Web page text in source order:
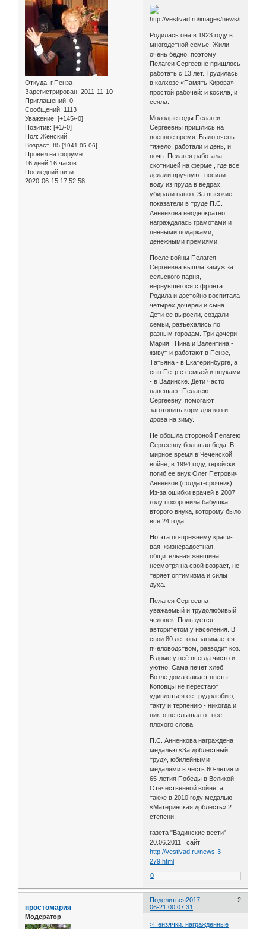
Откуда: г.Пенза
Зарегистрирован: 2011-11-10
Приглашений: 0
Сообщений: 1113
Уважение: [+145/-0]
Позитив: [+1/-0]
Пол: Женский
Возраст: 85 [1941-05-06]
Провел на форуме:
16 дней 16 часов
Последний визит:
2020-06-15 17:52:58
Родилась она в 1923 году в
многодетной семье. Жили
очень бедно, поэтому
Пелагеи Сергеевне пришлось
работать с 13 лет. Трудилась
в колхозе «Память Кирова»
простой рабочей: и косила, и
сеяла.
Молодые годы Пелагеи
Сергеевны пришлись на
военное время. Было очень
тяжело, работали и день, и
ночь. Пелагея работала
скотницей на ферме , где все
делали вручную : носили
воду из пруда в ведрах,
убирали навоз. За высокие
показатели в труде П.С.
Анненкова неоднократно
награждалась грамотами и
ценными подарками,
денежными премиями.
После войны Пелагея
Сергеевна вышла замуж за
сельского парня,
вернувшегося с фронта.
Родила и достойно воспитала
четырех дочерей и сына.
Дети ее выросли, создали
семьи, разъехались по
разным городам. Три дочери -
Мария , Нина и Валентина -
живут и работают в Пензе,
Татьяна - в Екатеринбурге, а
сын Петр с семьей и внуками
- в Вадинске. Дети часто
навещают Пелагею
Сергеевну, помогают
заготовить корм для коз и
дрова на зиму.
Не обошла стороной Пелагею
Сергеевну большая беда. В
мирное время в Чеченской
войне, в 1994 году, геройски
погиб ее внук Олег Петрович
Анненков (солдат-срочник).
Из-за ошибки врачей в 2007
году похоронила бабушка
второго внука, которому было
все 24 года…
Но эта по-прежнему краси-
вая, жизнерадостная,
общительная женщина,
несмотря на свой возраст, не
теряет оптимизма и силы
духа.
Пелагея Сергеевна
уважаемый и трудолюбивый
человек. Пользуется
авторитетом у населения. В
свои 80 лет она занимается
пчеловодством, разводит коз.
В доме у неё всегда чисто и
уютно. Сама печет хлеб.
Возле дома сажает цветы.
Коповцы не перестают
удивляться ее трудолюбию,
такту и терпению - никогда и
никто не слышал от неё
плохого слова.
П.С. Анненкова награждена
медалью «За доблестный
труд», юбилейными
медалями в честь 60-летия и
65-летия Победы в Великой
Отечественной войне, а
также в 2010 году медалью
«Материнская доблесть» 2
степени.
газета "Вадинские вести"
20.06.2011 сайт
http://vestivad.ru/news-3-
279.html
0
Поделиться 2
2017-
06-21 00:07:31
простомария
Модератор
>Пензячки, награждённые